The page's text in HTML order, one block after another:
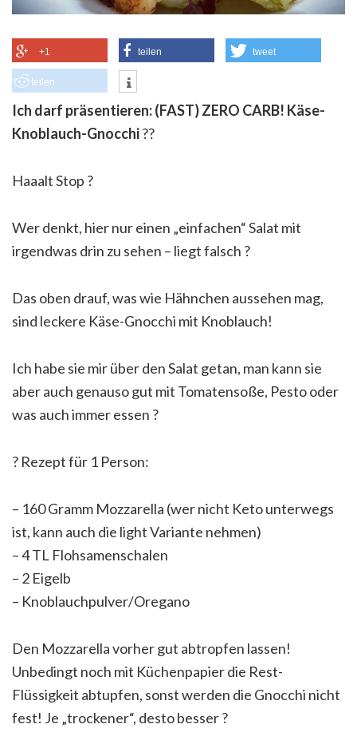
+1 teilen tweet
teilen
Ich darf präsentieren: (FAST) ZERO CARB! Käse-
Knoblauch-Gnocchi??
Haaalt Stop ?
Wer denkt, hier nur einen „einfachen“ Salat mit
irgendwas drin zu sehen – liegt falsch ?
Das oben drauf, was wie Hähnchen aussehen mag,
sind leckere Käse-Gnocchi mit Knoblauch!
Ich habe sie mir über den Salat getan, man kann sie
aber auch genauso gut mit Tomatensoße, Pesto oder
was auch immer essen ?
? Rezept für 1 Person:
– 160 Gramm Mozzarella (wer nicht Keto unterwegs
ist, kann auch die light Variante nehmen)
– 4 TL Flohsamenschalen
– 2 Eigelb
– Knoblauchpulver/Oregano
Den Mozzarella vorher gut abtropfen lassen!
Unbedingt noch mit Küchenpapier die Rest-
Flüssigkeit abtupfen, sonst werden die Gnocchi nicht
fest! Je „trockener“, desto besser?